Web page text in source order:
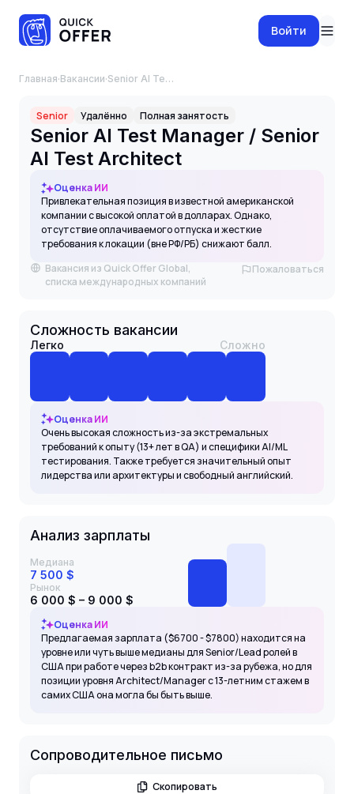
Войти
Главная·Вакансии· Senior AI Test Manager / Senior AI Test Architect
Senior Удалённо Полная занятость
Senior AI Test Manager / Senior
AI Test Architect
Оценка ИИ
Привлекательная позиция в известной американской
компании с высокой оплатой в долларах. Однако,
отсутствие оплачиваемого отпуска и жесткие
требования к локации (вне РФ/РБ) снижают балл.
Вакансия из Quick Offer Global,
списка международных компаний
Пожаловаться
Сложность вакансии
Легко Сложно
Оценка ИИ
Очень высокая сложность из-за экстремальных
требований к опыту (13+ лет в QA) и специфики AI/ML
тестирования. Также требуется значительный опыт
лидерства или архитектуры и свободный английский.
Анализ зарплаты
Медиана
7 500 $
Рынок
6 000 $ – 9 000 $
Оценка ИИ
Предлагаемая зарплата ($6700 - $7800) находится на
уровне или чуть выше медианы для Senior/Lead ролей в
США при работе через b2b контракт из-за рубежа, но для
позиции уровня Architect/Manager с 13-летним стажем в
самих США она могла бы быть выше.
Сопроводительное письмо
Скопировать